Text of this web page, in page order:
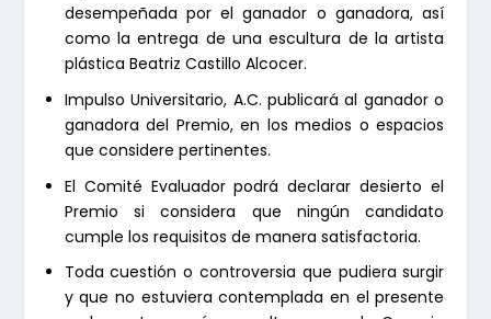
desempeñada por el ganador o ganadora, así
como la entrega de una escultura de la artista
plástica Beatriz Castillo Alcocer.
Impulso Universitario, A.C. publicará al ganador o
ganadora del Premio, en los medios o espacios
que considere pertinentes.
El Comité Evaluador podrá declarar desierto el
Premio si considera que ningún candidato
cumple los requisitos de manera satisfactoria.
Toda cuestión o controversia que pudiera surgir
y que no estuviera contemplada en el presente